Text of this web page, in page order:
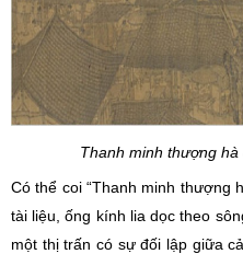
Thanh minh thượng
Có thể coi “Thanh minh thượng
tài liệu, ống kính lia dọc theo
một thị trấn có sự đối lập giữa